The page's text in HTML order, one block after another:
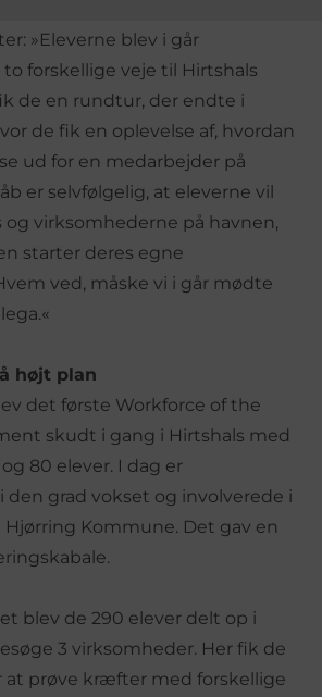
»Eleverne blev i går
forskellige veje til Hirtshals
de en rundtur, der endte i
de fik en oplevelse af, hvordan
ud for en medarbejder på
er selvfølgelig, at eleverne vil
og virksomhederne på havnen,
starter deres egne
ved, måske vi i går mødte
højt plan
det første Workforce of the
skudt i gang i Hirtshals med
80 elever. I dag er
den grad vokset og involverede i
Hjørring Kommune. Det gav en
blev de 290 elever delt op i
3 virksomheder. Her fik de
at prøve kræfter med forskellige